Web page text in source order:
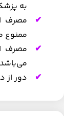
به
مصرف
ممنوع
مصرف
دور